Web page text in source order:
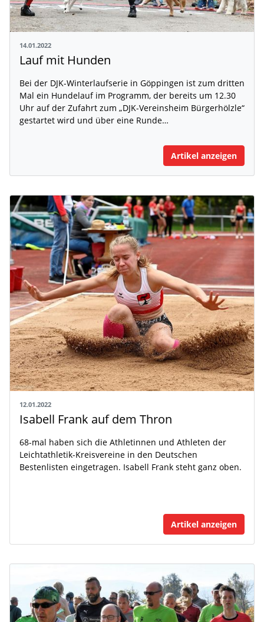
14.01.2022
Lauf mit Hunden
Bei der DJK-Winterlaufserie in Göppingen ist zum dritten
Mal ein Hundelauf im Programm, der bereits um 12.30
Uhr auf der Zufahrt zum „DJK-Vereinsheim Bürgerhölzle“
gestartet wird und über eine Runde…
Artikel anzeigen
12.01.2022
Isabell Frank auf dem Thron
68-mal haben sich die Athletinnen und Athleten der
Leichtathletik-Kreisvereine in den Deutschen
Bestenlisten eingetragen. Isabell Frank steht ganz oben.
Artikel anzeigen